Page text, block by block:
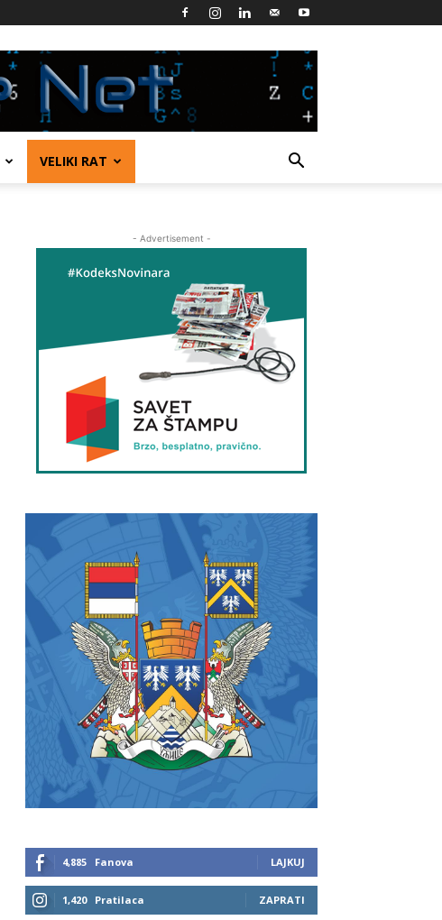
VELIKI RAT
- Advertisement -
4,885 Fanova LAJKUJ
1,420 Pratilaca ZAPRATI